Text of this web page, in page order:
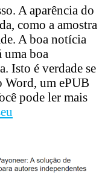
A aparência do
como a amostra
A boa notícia
uma boa
Isto é verdade se
um ePUB
pode ler mais